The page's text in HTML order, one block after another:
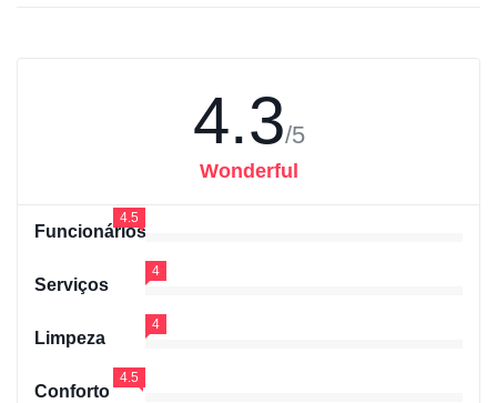
4.3/5
Wonderful
Funcionários
4.5
Serviços
4
Limpeza
4
Conforto
4.5